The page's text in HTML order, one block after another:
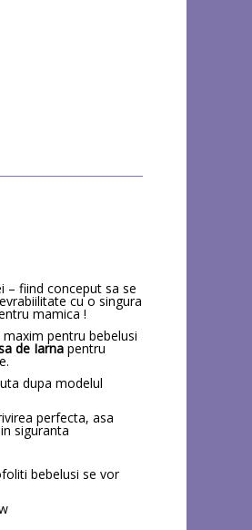
– fiind conceput sa se
cu o singura
mamica !
pentru bebelusi
de Iarna pentru
dupa modelul
perfecta, asa
siguranta
bebelusi se vor